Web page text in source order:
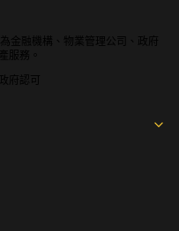
金融機構、物業管理公司、政府
服務。
政府認可